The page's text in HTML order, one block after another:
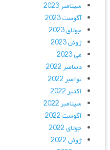
سپتامبر 2023
آگوست 2023
جولای 2023
ژوئن 2023
می 2023
دسامبر 2022
نوامبر 2022
اکتبر 2022
سپتامبر 2022
آگوست 2022
جولای 2022
ژوئن 2022